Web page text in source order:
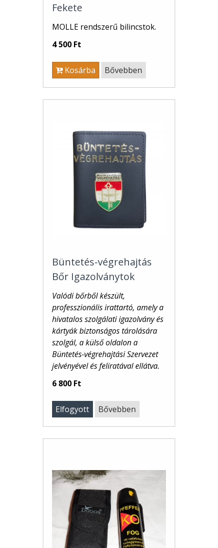
Fekete
MOLLE rendszerű bilincstok.
4 500 Ft
Kosárba Bővebben
Büntetés-végrehajtás
Bőr Igazolványtok
Valódi bőrből készült,
professzionális irattartó, amely a
hivatalos szolgálati igazolvány és
kártyák biztonságos tárolására
szolgál, a külső oldalon a
Büntetés-végrehajtási Szervezet
jelvényével és feliratával ellátva.
6 800 Ft
Elfogyott Bővebben